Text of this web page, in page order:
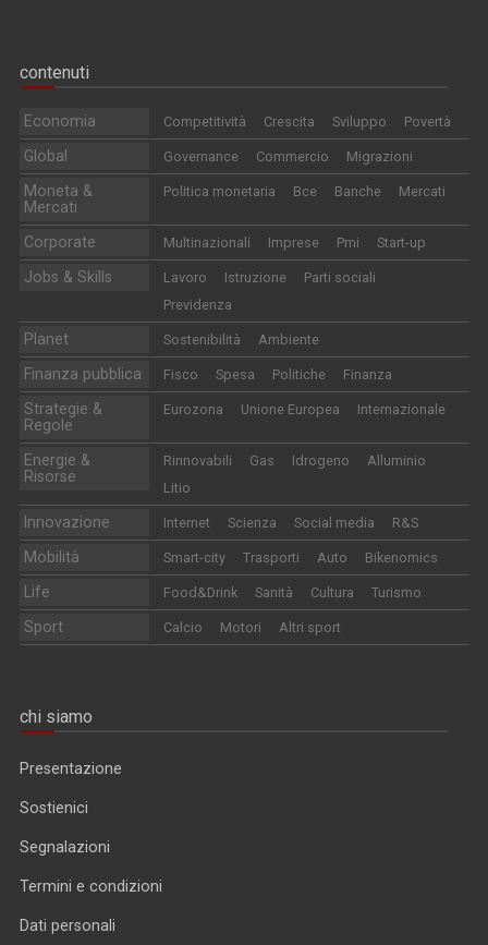
contenuti
Economia Competitività Crescita Sviluppo Povertà
Global Governance Commercio Migrazioni
Moneta &
Mercati
Politica monetaria Bce Banche Mercati
Corporate Multinazionali Imprese Pmi Start-up
Jobs & Skills Lavoro Istruzione
Parti sociali
Previdenza
Planet Sostenibilità Ambiente
Finanza pubblica Fisco Spesa Politiche Finanza
Strategie &
Regole
Eurozona Unione Europea Internazionale
Energie &
Risorse
Rinnovabili Gas Idrogeno
Alluminio
Litio
Innovazione Internet Scienza Social media R&S
Mobilità Smart-city Trasporti Auto Bikenomics
Life Food&Drink Sanità Cultura Turismo
Sport Calcio Motori Altri sport
chi siamo
Presentazione
Sostienici
Segnalazioni
Termini e condizioni
Dati personali